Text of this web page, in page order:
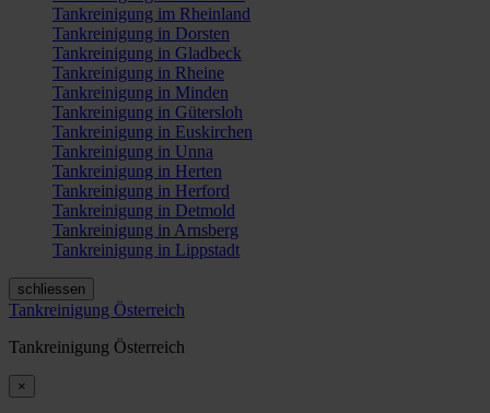
Tankreinigung im Rheinland
Tankreinigung in Dorsten
Tankreinigung in Gladbeck
Tankreinigung in Rheine
Tankreinigung in Minden
Tankreinigung in Gütersloh
Tankreinigung in Euskirchen
Tankreinigung in Unna
Tankreinigung in Herten
Tankreinigung in Herford
Tankreinigung in Detmold
Tankreinigung in Arnsberg
Tankreinigung in Lippstadt
schliessen
Tankreinigung Österreich
Tankreinigung Österreich
×